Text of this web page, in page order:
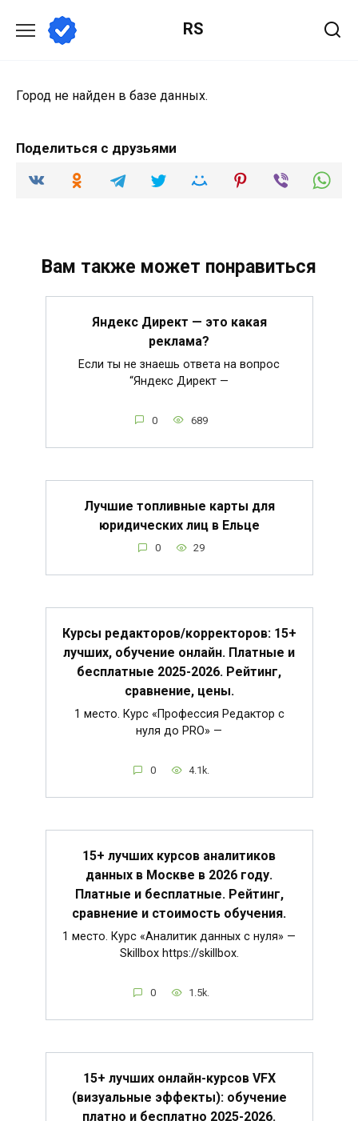
содержанию
RS
Город не найден в базе данных.
Поделиться с друзьями
Вам также может понравиться
Яндекс Директ — это какая
реклама?
Если ты не знаешь ответа на вопрос
“Яндекс Директ —
0 689
Лучшие топливные карты для
юридических лиц в Ельце
0 29
Курсы редакторов/корректоров: 15+
лучших, обучение онлайн. Платные и
бесплатные 2025-2026. Рейтинг,
сравнение, цены.
1 место. Курс «Профессия Редактор с
нуля до PRO» —
0 4.1k.
15+ лучших курсов аналитиков
данных в Москве в 2026 году.
Платные и бесплатные. Рейтинг,
сравнение и стоимость обучения.
1 место. Курс «Аналитик данных с нуля» —
Skillbox https://skillbox.
0 1.5k.
15+ лучших онлайн-курсов VFX
(визуальные эффекты): обучение
платно и бесплатно 2025-2026.